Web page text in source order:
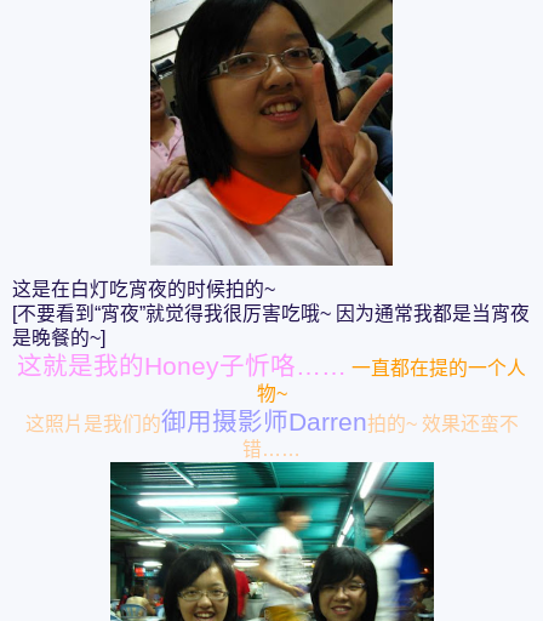
这是在白灯吃宵夜的时候拍的~
[不要看到“宵夜”就觉得我很厉害吃哦~ 因为通常我都是当宵夜
是晚餐的~]
这就是我的Honey子忻咯…… 一直都在提的一个人
物~
这照片是我们的御用摄影师Darren拍的~ 效果还蛮不
错……